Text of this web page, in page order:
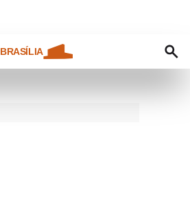
BRASÍLIA